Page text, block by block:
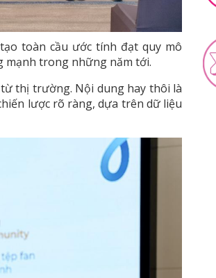
toàn cầu ước tính đạt quy mô
mạnh trong những năm tới.
thị trường. Nội dung hay thôi là
lược rõ ràng, dựa trên dữ liệu